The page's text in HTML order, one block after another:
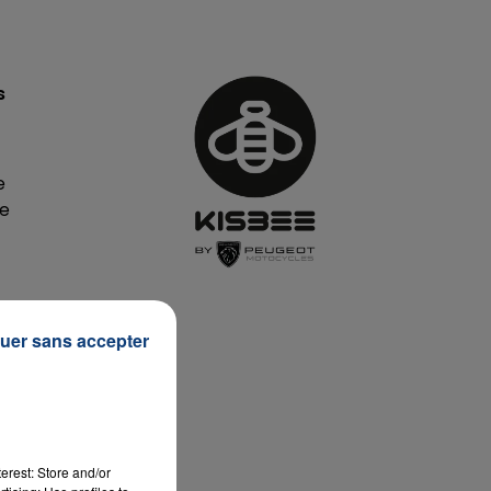
7h00 - 12h00
LA TEAM DU WEEK-END
Store and/or
sans accepter